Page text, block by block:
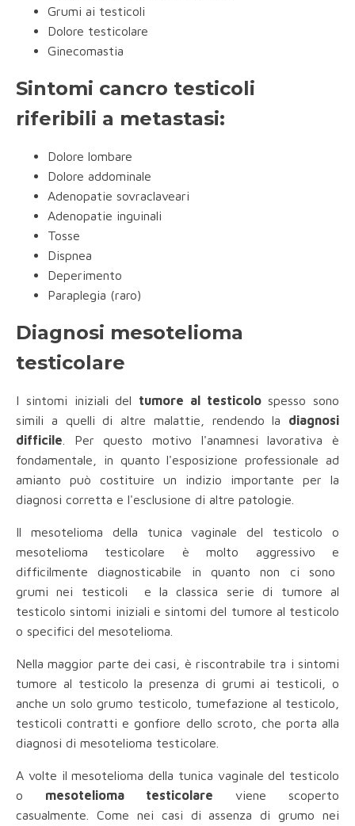
Grumi ai testicoli
Dolore testicolare
Ginecomastia
Sintomi cancro testicoli
riferibili a metastasi:
Dolore lombare
Dolore addominale
Adenopatie sovraclaveari
Adenopatie inguinali
Tosse
Dispnea
Deperimento
Paraplegia (raro)
Diagnosi mesotelioma
testicolare
I sintomi iniziali del tumore al testicolospesso sono
simili a quelli di altre malattie, rendendo la diagnosi
difficile . Per questo motivo l'anamnesi lavorativa è
fondamentale, in quanto l'esposizione professionale ad
amianto può costituire un indizio importante per la
diagnosi corretta e l'esclusione di altre patologie.
Il mesotelioma della tunica vaginale del testicolo o
mesotelioma testicolare è molto aggressivo e
difficilmente diagnosticabile in quanto non ci sono
grumi nei testicoli e la classica serie di tumore al
testicolo sintomi iniziali e sintomi del tumore al testicolo
o specifici del mesotelioma.
Nella maggior parte dei casi, è riscontrabile tra i sintomi
tumore al testicolo la presenza di grumi ai testicoli, o
anche un solo grumo testicolo, tumefazione al testicolo,
testicoli contratti e gonfiore dello scroto, che porta alla
diagnosi di mesotelioma testicolare.
A volte il mesotelioma della tunica vaginale del testicolo
o mesotelioma testicolare viene scoperto
casualmente. Come nei casi di assenza di grumo nei